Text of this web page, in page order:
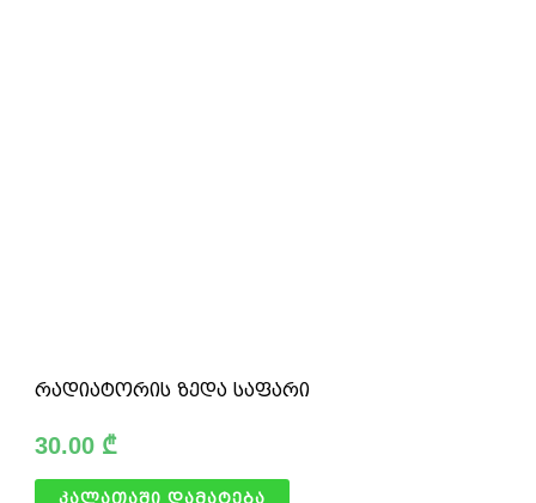
რადიატორის ზედა საფარი
30.00 ₾
კალათაში დამატება